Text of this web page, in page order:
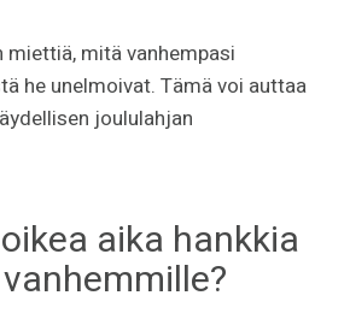
miettiä, mitä vanhempasi
he unelmoivat. Tämä voi auttaa
joululahjan
aika hankkia